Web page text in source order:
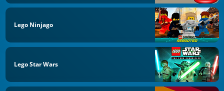
Lego Ninjago
Lego Star Wars